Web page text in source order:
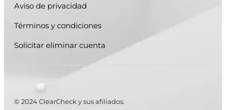
Aviso de privacidad
Términos y condiciones
Solicitar eliminar cuenta
© 2024 ClearCheck y sus afiliados.